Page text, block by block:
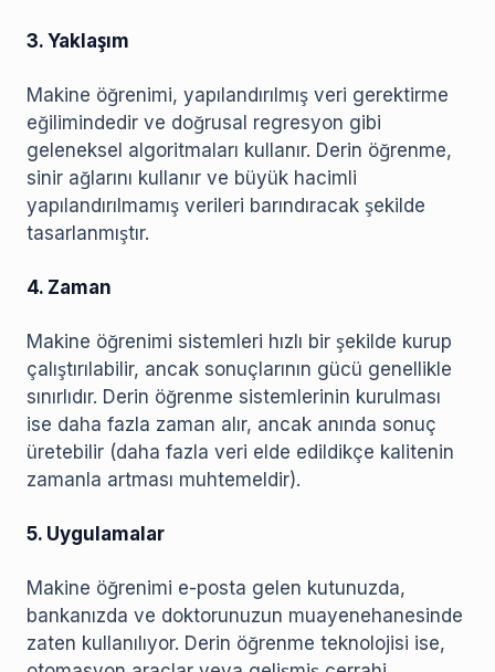
3. Yaklaşım
Makine öğrenimi, yapılandırılmış veri gerektirme
eğilimindedir ve doğrusal regresyon gibi
geleneksel algoritmaları kullanır. Derin öğrenme,
sinir ağlarını kullanır ve büyük hacimli
yapılandırılmamış verileri barındıracak şekilde
tasarlanmıştır.
4. Zaman
Makine öğrenimi sistemleri hızlı bir şekilde kurup
çalıştırılabilir, ancak sonuçlarının gücü genellikle
sınırlıdır. Derin öğrenme sistemlerinin kurulması
ise daha fazla zaman alır, ancak anında sonuç
üretebilir (daha fazla veri elde edildikçe kalitenin
zamanla artması muhtemeldir).
5. Uygulamalar
Makine öğrenimi e-posta gelen kutunuzda,
bankanızda ve doktorunuzun muayenehanesinde
zaten kullanılıyor. Derin öğrenme teknolojisi ise,